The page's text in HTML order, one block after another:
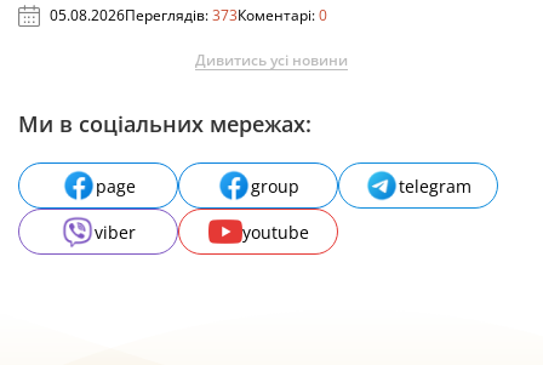
05.08.2026Переглядів:373Коментарі:0
Дивитись усі новини
Ми в соціальних мережах:
page group
telegram
viber
youtube